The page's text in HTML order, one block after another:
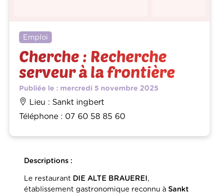
Emploi
Cherche : Recherche
serveur à la frontière
Publiée le : mercredi 5 novembre 2025
Lieu : Sankt ingbert
Téléphone : 07 60 58 85 60
Descriptions :
Le restaurant DIE ALTE BRAUEREI,
établissement gastronomique reconnu à Sankt